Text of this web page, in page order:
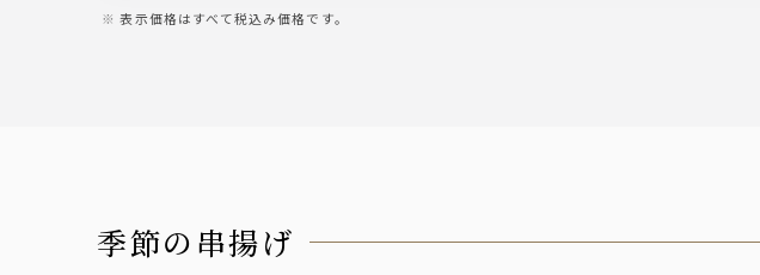
表示価格はすべて税込み価格です。
季節の串揚げ